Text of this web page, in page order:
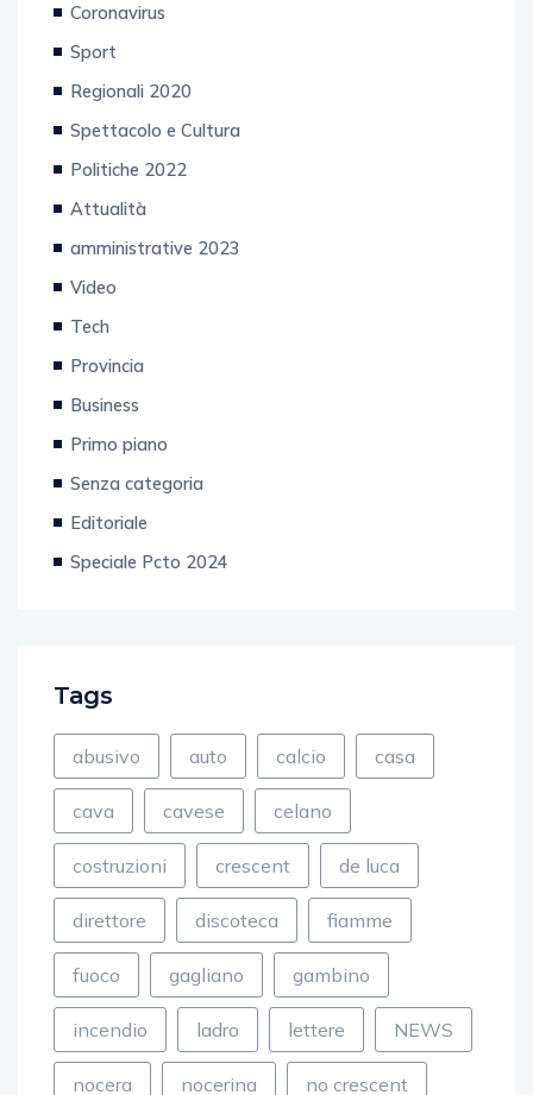
Coronavirus
Sport
Regionali 2020
Spettacolo e Cultura
Politiche 2022
Attualità
amministrative 2023
Video
Tech
Provincia
Business
Primo piano
Senza categoria
Editoriale
Speciale Pcto 2024
Tags
abusivo auto calcio casa
cava cavese celano
costruzioni crescent de luca
direttore discoteca fiamme
fuoco gagliano gambino
incendio ladro lettere NEWS
nocera nocerina no crescent